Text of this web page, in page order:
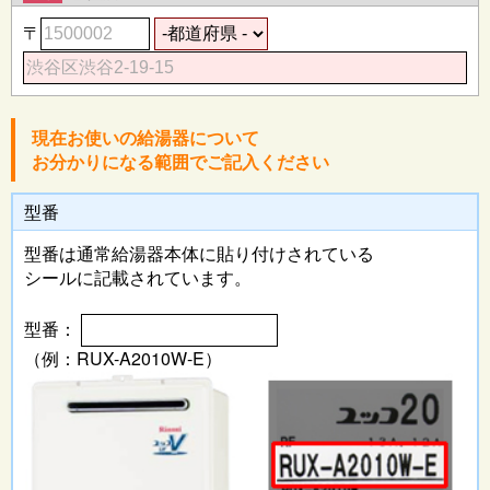
〒
現在お使いの給湯器について
お分かりになる範囲でご記入ください
型番
型番は通常給湯器本体に貼り付けされている
シールに記載されています。
型番：
（例：RUX-A2010W-E）